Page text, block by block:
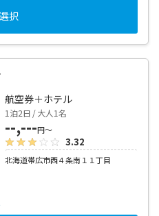
択
航空券＋ホテル
1泊2日 / 大人1名
--,---円～
3.32
北海道帯広市西４条南１１丁目